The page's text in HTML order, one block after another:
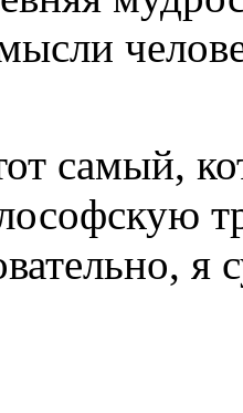
самый,
я